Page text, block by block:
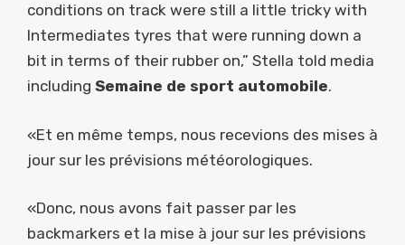
conditions on track were still a little tricky with
Intermediates tyres that were running down a
bit in terms of their rubber on,” Stella told media
including Semaine de sport automobile.
«Et en même temps, nous recevions des mises à
jour sur les prévisions météorologiques.
«Donc, nous avons fait passer par les
backmarkers et la mise à jour sur les prévisions